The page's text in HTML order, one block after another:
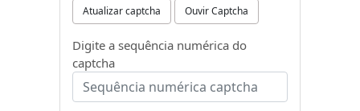
Atualizar captcha Ouvir Captcha
Digite a sequência numérica do
captcha